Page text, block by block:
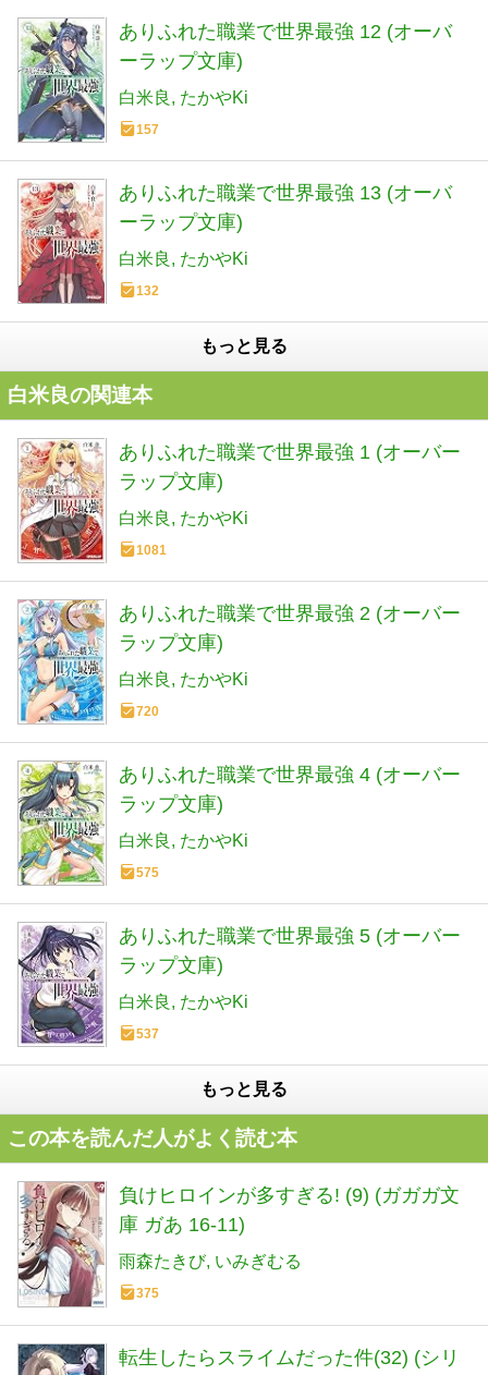
ありふれた職業で世界最強 12 (オーバ
ーラップ文庫)
白米良 たかやKi
157
ありふれた職業で世界最強 13 (オーバ
ーラップ文庫)
白米良 たかやKi
132
もっと見る
白米良の関連本
ありふれた職業で世界最強 1 (オーバー
ラップ文庫)
白米良 たかやKi
1081
ありふれた職業で世界最強 2 (オーバー
ラップ文庫)
白米良 たかやKi
720
ありふれた職業で世界最強 4 (オーバー
ラップ文庫)
白米良 たかやKi
575
ありふれた職業で世界最強 5 (オーバー
ラップ文庫)
白米良 たかやKi
537
もっと見る
この本を読んだ人がよく読む本
負けヒロインが多すぎる! (9) (ガガガ文
庫 ガあ 16-11)
雨森たきび いみぎむる
375
転生したらスライムだった件(32) (シリ